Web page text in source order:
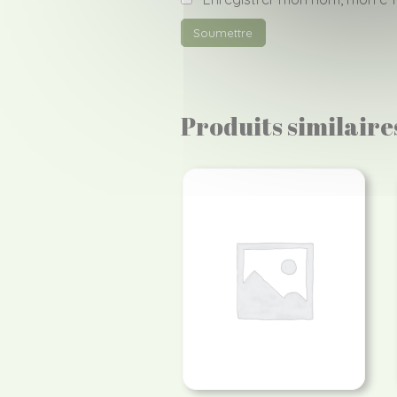
Produits